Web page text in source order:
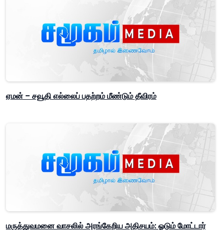
ஏமன் – சவூதி எல்லைப் பதற்றம் மீண்டும் தீவிரம்
மருத்துவமனை வாசலில் அரங்கேறிய அதிசயம்: ஓடும் மோட்டார்